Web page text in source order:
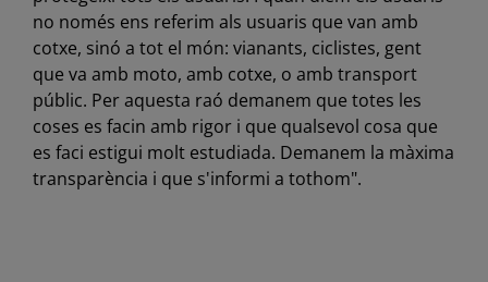
no només ens referim als usuaris que van amb
cotxe, sinó a tot el món: vianants, ciclistes, gent
que va amb moto, amb cotxe, o amb transport
públic. Per aquesta raó demanem que totes les
coses es facin amb rigor i que qualsevol cosa que
es faci estigui molt estudiada. Demanem la màxima
transparència i que s'informi a tothom".